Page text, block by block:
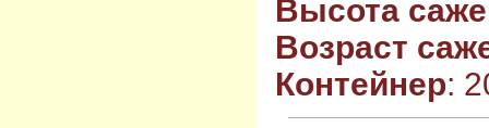
Высота
Возраст
Контейнер: